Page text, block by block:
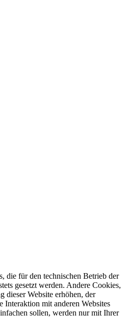
die für den technischen Betrieb der
gesetzt werden. Andere Cookies,
dieser Website erhöhen, der
mit anderen Websites
sollen, werden nur mit Ihrer